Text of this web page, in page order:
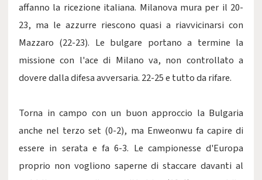
affanno la ricezione italiana. Milanova mura per il 20-
23, ma le azzurre riescono quasi a riavvicinarsi con
Mazzaro (22-23). Le bulgare portano a termine la
missione con l'ace di Milano va, non controllato a
dovere dalla difesa avversaria. 22-25 e tutto da rifare.
Torna in campo con un buon approccio la Bulgaria
anche nel terzo set (0-2), ma Enweonwu fa capire di
essere in serata e fa 6-3. Le campionesse d'Europa
proprio non vogliono saperne di staccare davanti al